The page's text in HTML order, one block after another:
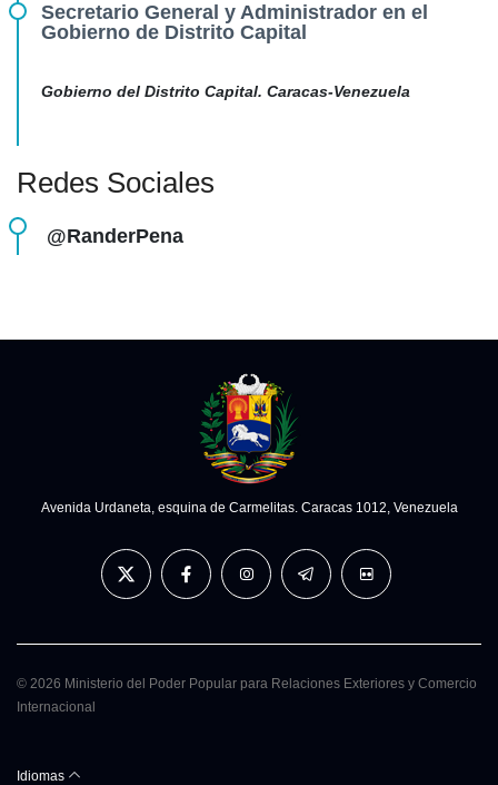
Secretario General y Administrador en el
Gobierno de Distrito Capital
Gobierno del Distrito Capital. Caracas-Venezuela
Redes Sociales
@RanderPena
Avenida Urdaneta, esquina de Carmelitas. Caracas 1012, Venezuela
© 2026 Ministerio del Poder Popular para Relaciones Exteriores y Comercio
Internacional
Idiomas